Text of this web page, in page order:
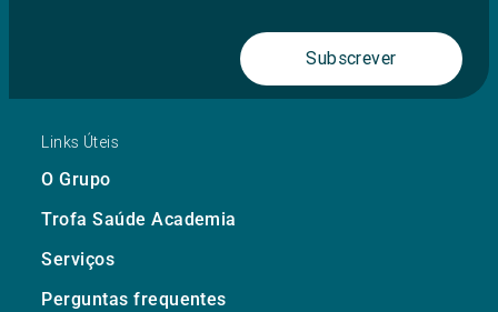
Subscrever
Links Úteis
O Grupo
Trofa Saúde Academia
Serviços
Perguntas frequentes